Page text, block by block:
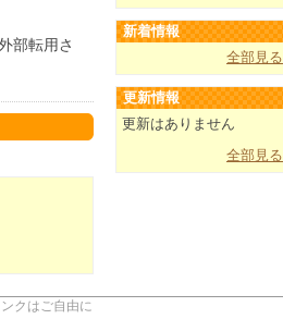
部転用さ
新着情報
全部見る
更新情報
更新はありません
全部見る
ンクはご自由に